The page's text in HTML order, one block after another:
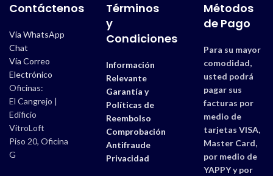
Contáctenos
Vía WhatsApp
Chat
Vía Correo
Electrónico
Oficinas:
El Cangrejo |
Edificio
VitroLoft
Piso 20, Oficina
G
Términos
y
Condiciones
Información
Relevante
Garantía y
Políticas de
Reembolso
Comprobación
Antifraude
Privacidad
Métodos
de Pago
Para su mayor
comodidad,
usted podrá
pagar sus
facturas por
medio de
tarjetas VISA,
Master Card,
por medio de
YAPPY y por